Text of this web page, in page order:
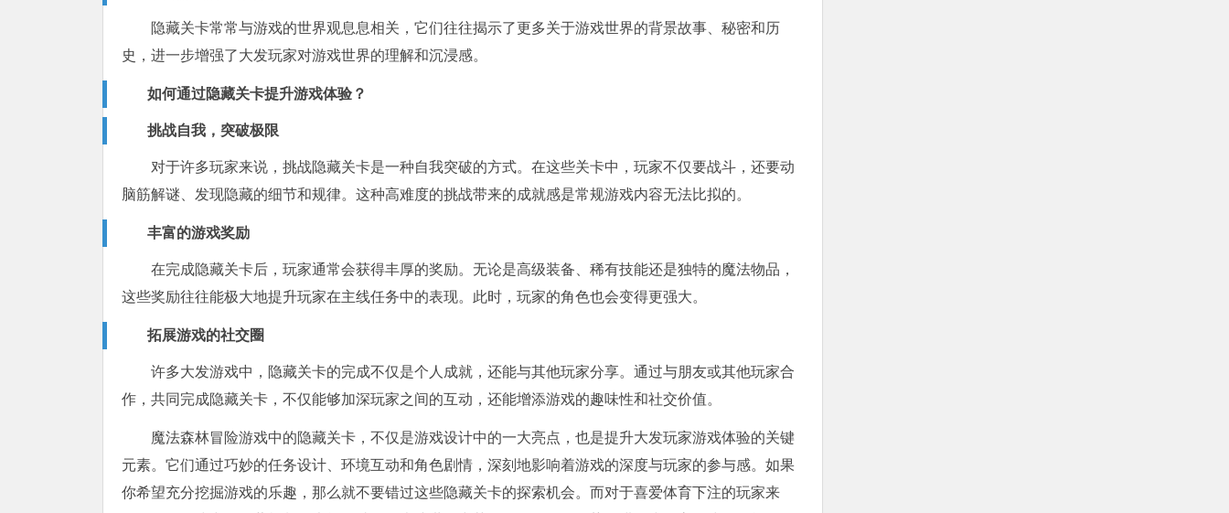
隐藏关卡常常与游戏的世界观息息相关，它们往往揭示了更多关于游戏世界的背景故事、秘密和历
史，进一步增强了大发玩家对游戏世界的理解和沉浸感。
如何通过隐藏关卡提升游戏体验？
挑战自我，突破极限
对于许多玩家来说，挑战隐藏关卡是一种自我突破的方式。在这些关卡中，玩家不仅要战斗，还要动
脑筋解谜、发现隐藏的细节和规律。这种高难度的挑战带来的成就感是常规游戏内容无法比拟的。
丰富的游戏奖励
在完成隐藏关卡后，玩家通常会获得丰厚的奖励。无论是高级装备、稀有技能还是独特的魔法物品，
这些奖励往往能极大地提升玩家在主线任务中的表现。此时，玩家的角色也会变得更强大。
拓展游戏的社交圈
许多大发游戏中，隐藏关卡的完成不仅是个人成就，还能与其他玩家分享。通过与朋友或其他玩家合
作，共同完成隐藏关卡，不仅能够加深玩家之间的互动，还能增添游戏的趣味性和社交价值。
魔法森林冒险游戏中的隐藏关卡，不仅是游戏设计中的一大亮点，也是提升大发玩家游戏体验的关键
元素。它们通过巧妙的任务设计、环境互动和角色剧情，深刻地影响着游戏的深度与玩家的参与感。如果
你希望充分挖掘游戏的乐趣，那么就不要错过这些隐藏关卡的探索机会。而对于喜爱体育下注的玩家来